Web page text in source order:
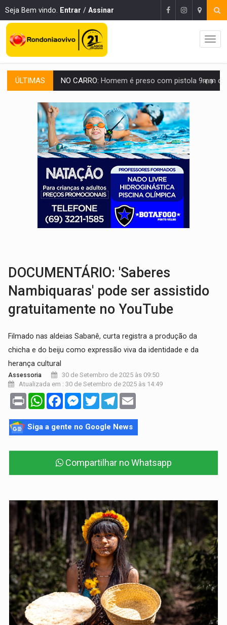
Seja Bem vindo. Entrar / Assinar
ÚLTIMAS NO CARRO: Homem é preso com pistola 9mm durante abordagem da Força
TRÁGICO:Pai do 'Xandy Motocross' morre em
VÍDEO:Motorista de caminhonete morre preso às ferragens em colisão
LAZER:Seis lugares gratuitos para aproveitar o fim de semana
FTICCO e Força Tática prendem membro do CV com arma e drogas
INCLUSÃO:Prefeitura fortalece parceria com a APAE para ampliar ações
DEFESA: Exército testa inovações no combate a drones durante
TEMAS SOCIOAMBIENTAIS: Em Itapuã do Oeste, CINEMAZÔNIA leva cinema
ELAS DECIDEM:
DOCUMENTÁRIO: 'Saberes
Nambiquaras' pode ser assistido
gratuitamente no YouTube
Filmado nas aldeias Sabanê, curta registra a produção da
chicha e do beiju como expressão viva da identidade e da
herança cultural
Assessoria
30 de Setembro de 2025 às 09:50
Atualizada em : 30 de Setembro de 2025 às 14:49
Print WhatsAppFacebookMessenger
TwitterTelegram
Siga a gente no Google News
Compartilhar no Whatsapp